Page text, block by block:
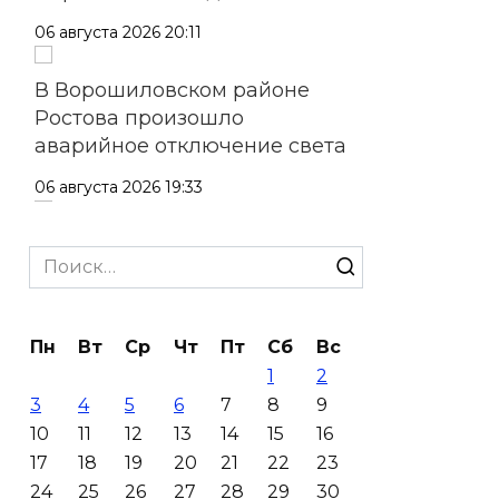
06 августа 2026 20:11
В Ворошиловском районе
Ростова произошло
аварийное отключение света
06 августа 2026 19:33
Шахбокс, падел и пилон: в
Ростовской области
Юрий Слюсарь поздравил
донских строителей с
профессиональным
Search
for:
Пн Вт Ср Чт Пт Сб
Вс
1
2
3
4 5 6 7 8
9
10
11 12 13 14 15
16
17
18 19 20 21 22
23
24
25 26 27 28 29 30